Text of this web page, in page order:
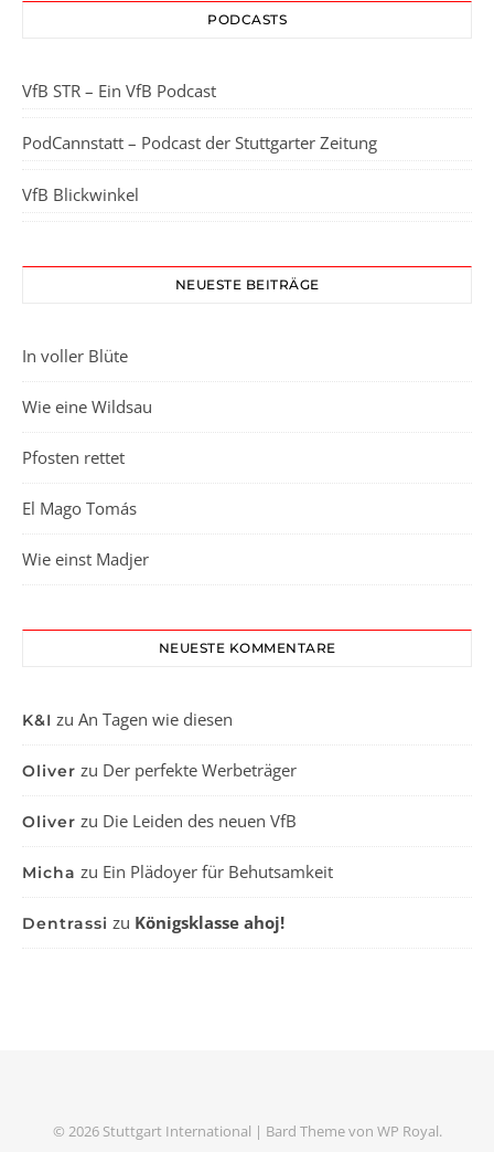
PODCASTS
VfB STR – Ein VfB Podcast
PodCannstatt – Podcast der Stuttgarter Zeitung
VfB Blickwinkel
NEUESTE BEITRÄGE
In voller Blüte
Wie eine Wildsau
Pfosten rettet
El Mago Tomás
Wie einst Madjer
NEUESTE KOMMENTARE
K&I zu An Tagen wie diesen
Oliver zu Der perfekte Werbeträger
Oliver zu Die Leiden des neuen VfB
Micha zu Ein Plädoyer für Behutsamkeit
Dentrassi zu Königsklasse ahoj!
© 2026 Stuttgart International | Bard Theme von WP Royal.